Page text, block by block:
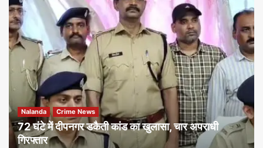
Nalanda Crime News
72 घंटे में दीपनगर डकैती कांड का खुलासा, चार अपराधी
गिरफ्तार